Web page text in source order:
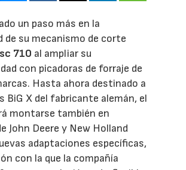
un paso más en la
de su mecanismo de corte
710 al ampliar su
con picadoras de forraje de
Hasta ahora destinado a
BiG X del fabricante alemán, el
montarse también en
John Deere y New Holland
adaptaciones específicas,
con la que la compañía